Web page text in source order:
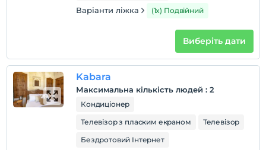
Варіанти ліжка (1x) Подвійний
Виберіть дати
Kabara
Максимальна кількість людей : 2
Кондиціонер
Телевізор з пласким екраном
Телевізор
Бездротовий Інтернет